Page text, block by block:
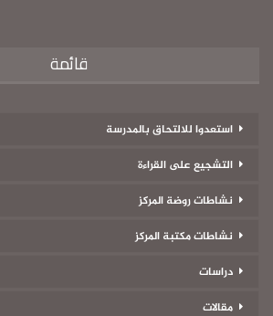
قائمة
استعدوا للالتحاق بالمدرسة
التشجيع على القراءة
نشاطات روضة المركز
نشاطات مكتبة المركز
دراسات
مقالات